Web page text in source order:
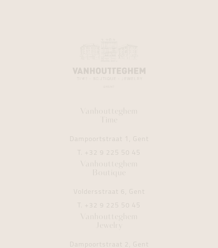
Vanhoutteghem
Time
Dampoortstraat 1, Gent
T. +32 9 225 50 45
Vanhoutteghem
Boutique
Voldersstraat 6, Gent
T. +32 9 225 50 45
Vanhoutteghem
Jewelry
Dampoortstraat 2, Gent